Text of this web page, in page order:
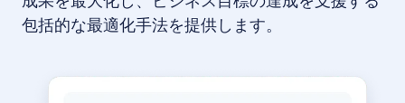
包括的な最適化手法を提供します。